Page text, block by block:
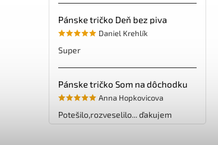
Pánske tričko Deň bez piva
Daniel Krehlík
Super
Pánske tričko Som na dôchodku
Anna Hopkovicova
Potešilo,rozveselilo... ďakujem